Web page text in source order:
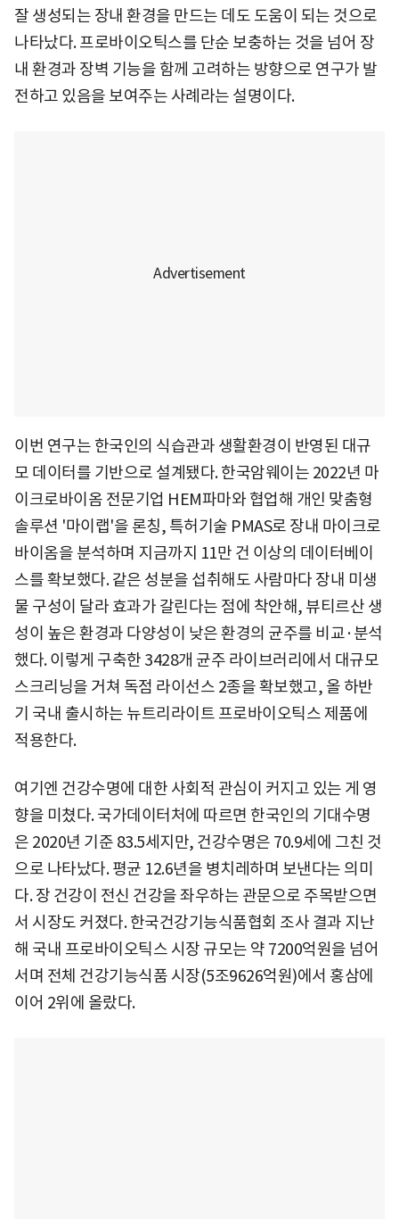
잘 생성되는 장내 환경을 만드는 데도 도움이 되는 것으로
나타났다. 프로바이오틱스를 단순 보충하는 것을 넘어 장
내 환경과 장벽 기능을 함께 고려하는 방향으로 연구가 발
전하고 있음을 보여주는 사례라는 설명이다.
이번 연구는 한국인의 식습관과 생활환경이 반영된 대규
모 데이터를 기반으로 설계됐다. 한국암웨이는 2022년 마
이크로바이옴 전문기업 HEM파마와 협업해 개인 맞춤형
솔루션 '마이랩'을 론칭, 특허기술 PMAS로 장내 마이크로
바이옴을 분석하며 지금까지 11만 건 이상의 데이터베이
스를 확보했다. 같은 성분을 섭취해도 사람마다 장내 미생
물 구성이 달라 효과가 갈린다는 점에 착안해, 뷰티르산 생
성이 높은 환경과 다양성이 낮은 환경의 균주를 비교·분석
했다. 이렇게 구축한 3428개 균주 라이브러리에서 대규모
스크리닝을 거쳐 독점 라이선스 2종을 확보했고, 올 하반
기 국내 출시하는 뉴트리라이트 프로바이오틱스 제품에
적용한다.
여기엔 건강수명에 대한 사회적 관심이 커지고 있는 게 영
향을 미쳤다. 국가데이터처에 따르면 한국인의 기대수명
은 2020년 기준 83.5세지만, 건강수명은 70.9세에 그친 것
으로 나타났다. 평균 12.6년을 병치레하며 보낸다는 의미
다. 장 건강이 전신 건강을 좌우하는 관문으로 주목받으면
서 시장도 커졌다. 한국건강기능식품협회 조사 결과 지난
해 국내 프로바이오틱스 시장 규모는 약 7200억원을 넘어
서며 전체 건강기능식품 시장(5조9626억원)에서 홍삼에
이어 2위에 올랐다.